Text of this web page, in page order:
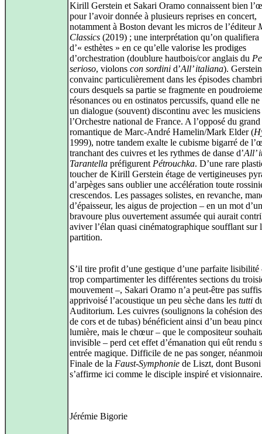
Kirill Gerstein et Sakari Oramo connaissent bien
pour l’avoir donnée à plusieurs reprises en concert,
notamment à Boston devant les micros de l’éditeur
Classics (2019) ; une interprétation qu’on qualifiera
d’« esthètes » en ce qu’elle valorise les prodiges
d’orchestration (doublure hautbois/cor anglais du
serioso, violons con sordini d’All’ italiana). Gerstein
convainc particulièrement dans les épisodes
cours desquels sa partie se fragmente en
résonances ou en ostinatos percussifs, quand elle ne
un dialogue (souvent) discontinu avec les musiciens
l’Orchestre national de France. A l’opposé du grand
romantique de Marc‑André Hamelin/Mark Elder (
1999), notre tandem exalte le cubisme bigarré de
tranchant des cuivres et les rythmes de danse d’All’
Tarantella préfigurent Pétrouchka. D’une rare
toucher de Kirill Gerstein étage de vertigineuses
d’arpèges sans oublier une accélération toute
crescendos. Les passages solistes, en revanche,
d’épaisseur, les aigus de projection – en un mot
bravoure plus ouvertement assumée qui aurait
aviver l’élan quasi cinématographique soufflant sur
partition.
S’il tire profit d’une gestique d’une parfaite lisibilité
trop compartimenter les différentes sections du
mouvement –, Sakari Oramo n’a peut‑être pas
apprivoisé l’acoustique un peu sèche dans les tutti
Auditorium. Les cuivres (soulignons la cohésion
de cors et de tubas) bénéficient ainsi d’un beau
lumière, mais le chœur – que le compositeur
invisible – perd cet effet d’émanation qui eût rendu
entrée magique. Difficile de ne pas songer,
Finale de la Faust‑Symphonie de Liszt, dont Busoni
s’affirme ici comme le disciple inspiré et visionnaire.
Jérémie Bigorie